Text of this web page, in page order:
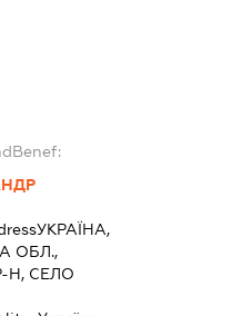
УКРАЇНА,
ОБЛ.,
Н, СЕЛО